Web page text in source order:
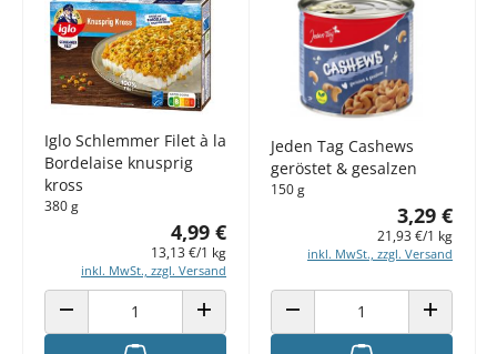
Iglo Schlemmer Filet à la
Bordelaise knusprig
kross
380 g
4,99 €
13,13 €/1 kg
inkl. MwSt., zzgl. Versand
ANZAHL VERRINGERN ANZAHL ERHÖHEN
Jeden Tag Cashews
geröstet & gesalzen
150 g
3,29 €
21,93 €/1 kg
inkl. MwSt., zzgl. Versand
ANZAHL VERRINGERN ANZAHL